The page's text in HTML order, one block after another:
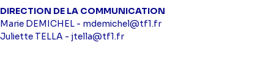
DIRECTION DE LA COMMUNICATION
Marie DEMICHEL - mdemichel@tf1.fr
Juliette TELLA - jtella@tf1.fr